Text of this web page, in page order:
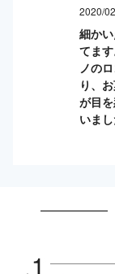
2020/
細か
てま
ノの
り、
が目
いまし